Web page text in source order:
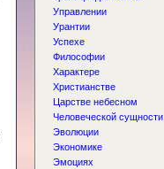
Управлении
Урантии
Успехе
Философии
Характере
Христианстве
Царстве небесном
Человеческой сущности
Эволюции
Экономике
Эмоциях